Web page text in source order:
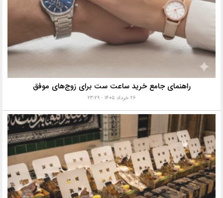
راهنمای جامع خرید ساعت ست برای زوج‌های موفق
۲۶ خرداد ۱۴۰۵ - ۲۳:۲۹